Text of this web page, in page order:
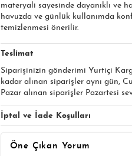
materyali sayesinde dayanıklı ve
havuzda ve günlük kullanımda
temizlenmesi önerilir.
Teslimat
Siparişinizin gönderimi Yurtiçi
kadar alınan siparişler aynı gün,
Pazar alınan siparişler Pazartesi
İptal ve İade Koşulları
Öne Çıkan Yorum